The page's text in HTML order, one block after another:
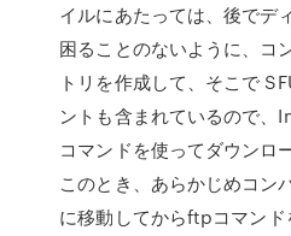
イルにあたっては、後でデ
困ることのないように、コ
トリを作成して、そこで
ントも含まれているので
コマンドを使ってダウンロ
このとき、あらかじめコン
に移動してからftpコマン